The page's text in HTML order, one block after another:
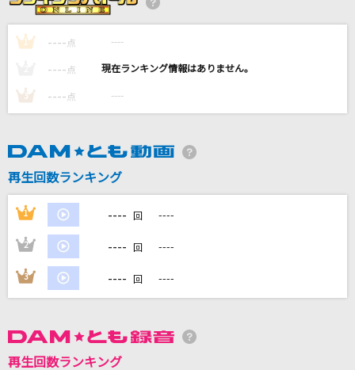
Mr.Children
愛を伝えたいだとか
My Buddy
Official髭男dism
カラオケ最新情報をチェック！
1 ---- 点 ----
---- 点 ----
3 ---- 点 ----
再生回数ランキング
1 ---- 回 ----
2 ---- 回 ----
3 ---- 回 ----
再生回数ランキング